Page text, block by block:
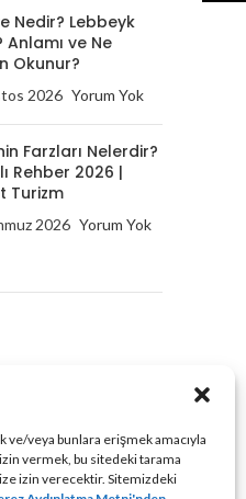
veya bunlara erişmek amacıyla
vermek, bu sitedeki tarama
izin verecektir. Sitemizdeki
Nedir? Lebbeyk
Anlamı ve Ne
Okunur?
2026 Yorum Yok
Farzları Nelerdir?
Rehber 2026 |
Turizm
2026 Yorum Yok